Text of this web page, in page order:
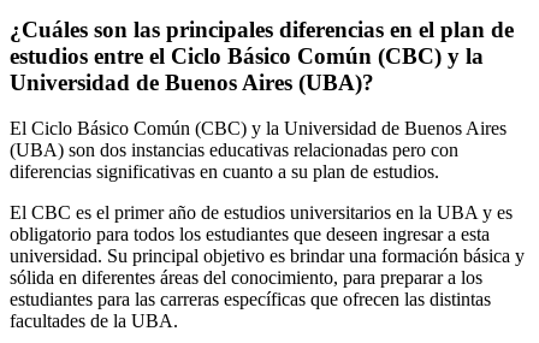
¿Cuáles son las principales diferencias en el plan de
estudios entre el Ciclo Básico Común (CBC) y la
Universidad de Buenos Aires (UBA)?
El Ciclo Básico Común (CBC) y la Universidad de Buenos Aires
(UBA) son dos instancias educativas relacionadas pero con
diferencias significativas en cuanto a su plan de estudios.
El CBC es el primer año de estudios universitarios en la UBA y es
obligatorio para todos los estudiantes que deseen ingresar a esta
universidad. Su principal objetivo es brindar una formación básica y
sólida en diferentes áreas del conocimiento, para preparar a los
estudiantes para las carreras específicas que ofrecen las distintas
facultades de la UBA.